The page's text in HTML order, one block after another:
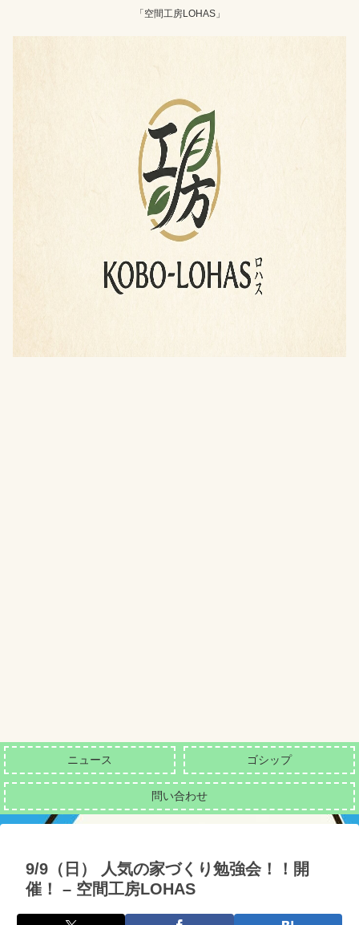
「空間工房LOHAS」
ニュース ゴシップ
問い合わせ
9/9（日） 人気の家づくり勉強会！！開
催！ – 空間工房LOHAS